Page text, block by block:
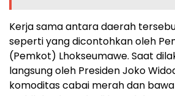
Kerja sama antara daerah
seperti yang dicontohkan oleh
(Pemkot) Lhokseumawe. Saat
langsung oleh Presiden Joko
komoditas cabai merah dan